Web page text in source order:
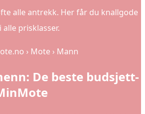
alle antrekk. Her får du knallgode
prisklasser.
› Mote › Mann
De beste budsjett-